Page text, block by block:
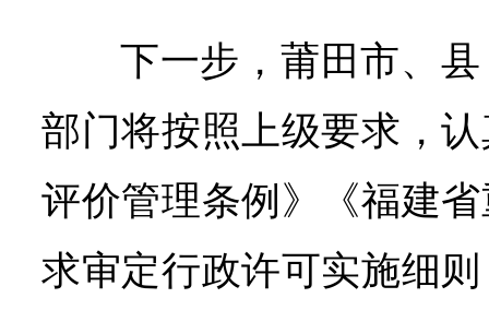
下一步，莆田市、
部门将按照上级要求，
评价管理条例》《福建
求审定行政许可实施细